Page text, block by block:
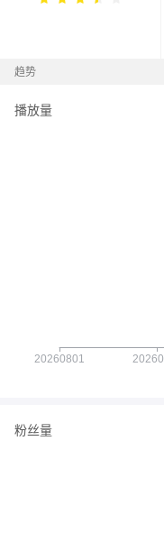
趋势
播放量
粉丝量